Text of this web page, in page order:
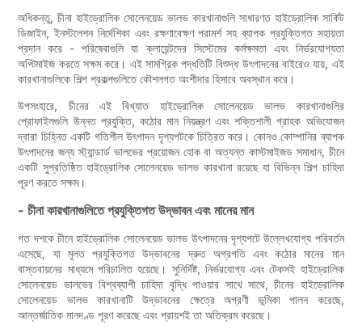
অধিকন্তু, চীনা হাইড্রোলিক সোলেনয়েড ভালভ কারখানাগুলি সাধারণত হাইড্রোলিক সার্কিট
ডিজাইন, ইনস্টলেশন নির্দেশিকা এবং রক্ষণাবেক্ষণ পরামর্শ সহ ব্যাপক প্রযুক্তিগত সহায়তা
প্রদান করে - পরিষেবাগুলি যা ক্লায়েন্টদের সিস্টেমের কর্মক্ষমতা এবং নির্ভরযোগ্যতা
অপ্টিমাইজ করতে সক্ষম করে। এই সামগ্রিক পদ্ধতিটি বিশুদ্ধ উৎপাদনের বাইরেও যায়, এই
কারখানাগুলিকে শিল্প প্রকল্পগুলিতে কৌশলগত অংশীদার হিসাবে অবস্থান করে।
উপসংহারে, চীনের এই বিখ্যাত হাইড্রোলিক সোলেনয়েড ভালভ কারখানাগুলির
প্রোফাইলগুলি উন্নত প্রযুক্তি, কঠোর মান নিয়ন্ত্রণ এবং শক্তিশালী গ্রাহক অভিযোজন
দ্বারা চিহ্নিত একটি গতিশীল উৎপাদন দৃশ্যপটকে চিত্রিত করে। কোনও কোম্পানির ব্যাপক
উৎপাদনের জন্য স্ট্যান্ডার্ড ভালভের প্রয়োজন হোক বা অত্যন্ত কাস্টমাইজড সমাধান, চীনে
একটি সুপ্রতিষ্ঠিত হাইড্রোলিক সোলেনয়েড ভালভ কারখানা রয়েছে যা বিভিন্ন শিল্প চাহিদা
পূরণ করতে সক্ষম।
- চীনা কারখানাগুলিতে প্রযুক্তিগত উদ্ভাবন এবং মানের মান
গত দশকে চীনে হাইড্রোলিক সোলেনয়েড ভালভ উৎপাদনের দৃশ্যপটে উল্লেখযোগ্য পরিবর্তন
এসেছে, যা মূলত প্রযুক্তিগত উদ্ভাবনের দ্রুত অগ্রগতি এবং কঠোর মানের মান
বাস্তবায়নের মাধ্যমে পরিচালিত হয়েছে। সুনির্দিষ্ট, নির্ভরযোগ্য এবং টেকসই হাইড্রোলিক
সোলেনয়েড ভালভের বিশ্বব্যাপী চাহিদা বৃদ্ধি পাওয়ার সাথে সাথে, চীনের হাইড্রোলিক
সোলেনয়েড ভালভ কারখানাটি উদ্ভাবনের ক্ষেত্রে অগ্রণী ভূমিকা পালন করেছে,
আন্তর্জাতিক মানদণ্ড পূরণ করেছে এবং প্রায়শই তা অতিক্রম করেছে।